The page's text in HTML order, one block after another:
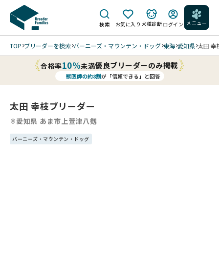
検索 お気に入り 犬種診断 ログイン メニュー
TOP ブリーダーを検索 バーニーズ・マウンテン・ドッグ 東海 愛知県 太田 幸
合格率10%未満優良ブリーダーのみ掲載
獣医師の約8割が「信頼できる」と回答
太田 幸枝ブリーダー
愛知県 あま市上萱津八剱
バーニーズ・マウンテン・ドッグ